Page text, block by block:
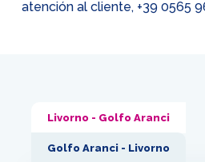
atención al cliente, +39 0565
Livorno - Golfo Aranci
Golfo Aranci - Livorno